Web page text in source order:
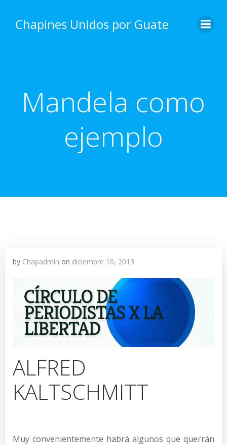
content
Chapines Unidos por Guate
Mandela como
ejemplo
by Chapadmin on diciembre 10, 2013
ALFRED
KALTSCHMITT
Muy convenientemente habrá algunos que querrán